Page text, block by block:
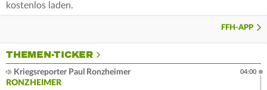
kostenlos laden.
FFH-APP
THEMEN-TICKER
Kriegsreporter Paul Ronzheimer
RONZHEIMER
04:00